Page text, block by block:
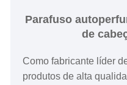
Parafuso
de
Como fabricante líder
produtos de alta